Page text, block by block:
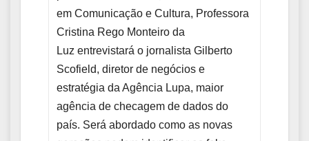
em Comunicação e Cultura, Professora
Cristina Rego Monteiro da
Luz entrevistará o jornalista Gilberto
Scofield, diretor de negócios e
estratégia da Agência Lupa, maior
agência de checagem de dados do
país. Será abordado como as novas